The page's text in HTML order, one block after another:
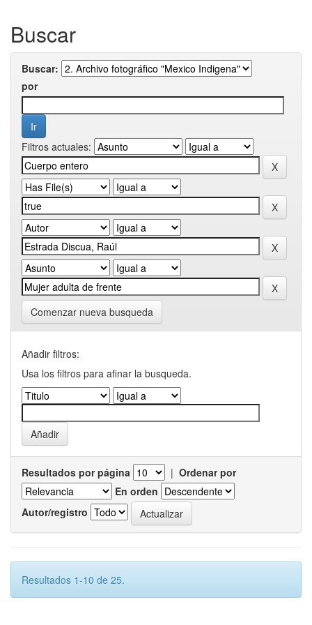
Buscar
Buscar:
por
Filtros actuales:
Comenzar nueva busqueda
Añadir filtros:
Usa los filtros para afinar la busqueda.
Resultados por página | Ordenar por
En orden
Autor/registro
Resultados 1-10 de 25.